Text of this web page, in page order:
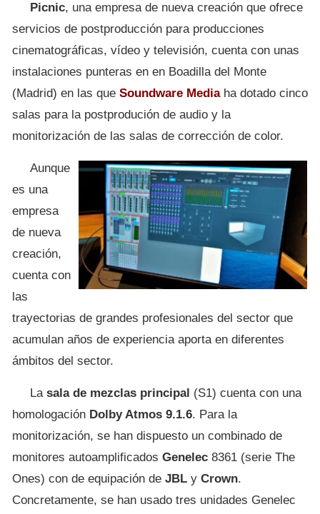
Picnic, una empresa de nueva creación que ofrece
servicios de postproducción para producciones
cinematográficas, vídeo y televisión, cuenta con unas
instalaciones punteras en en Boadilla del Monte
(Madrid) en las que Soundware Mediaha dotado cinco
salas para la postprodución de audio y la
monitorización de las salas de corrección de color.
Aunque
es una
empresa
de nueva
creación,
cuenta con
las
trayectorias de grandes profesionales del sector que
acumulan años de experiencia aporta en diferentes
ámbitos del sector.
Lasala de mezclas principal (S1) cuenta con una
homologación Dolby Atmos 9.1.6. Para la
monitorización, se han dispuesto un combinado de
monitores autoamplificados Genelec 8361 (serie The
Ones) con de equipación de JBL y Crown.
Concretamente, se han usado tres unidades Genelec